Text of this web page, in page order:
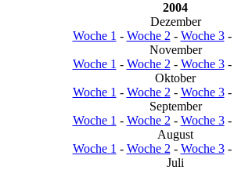
2004
Dezember
Woche 1 - Woche 2 - Woche 3-
November
Woche 1 - Woche 2 - Woche 3-
Oktober
Woche 1 - Woche 2 - Woche 3-
September
Woche 1 - Woche 2 - Woche 3-
August
Woche 1 - Woche 2 - Woche 3-
Juli